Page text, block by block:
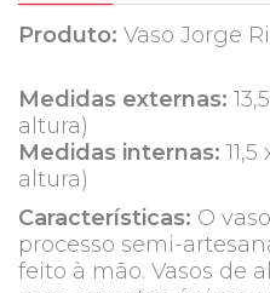
Produto: Vaso Jorge
Medidas externas:
altura)
Medidas internas:
altura)
Características: O
processo semi-
feito à mão. Vasos de